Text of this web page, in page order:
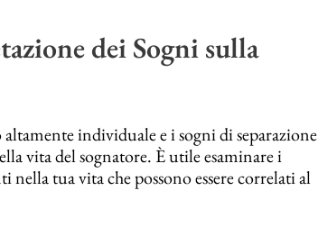
dei Sogni sulla
individuale e i sogni di separazione
vita del sognatore. È utile esaminare i
nella tua vita che possono essere correlati al